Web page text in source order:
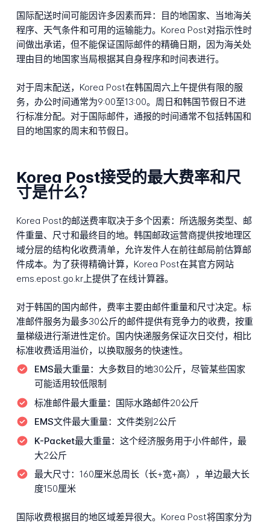
国际配送时间可能因许多因素而异：目的地国家、当地海关
程序、天气条件和可用的运输能力。Korea Post对指示性时
间做出承诺，但不能保证国际邮件的精确日期，因为海关处
理由目的地国家当局根据其自身程序和时间表进行。
对于周末配送，Korea Post在韩国周六上午提供有限的服
务，办公时间通常为9:00至13:00。周日和韩国节假日不进
行标准分配。对于国际邮件，通报的时间通常不包括韩国和
目的地国家的周末和节假日。
Korea Post接受的最大费率和尺
寸是什么？
Korea Post的邮送费率取决于多个因素：所选服务类型、邮
件重量、尺寸和最终目的地。韩国邮政运营商提供按地理区
域分层的结构化收费清单，允许发件人在前往邮局前估算邮
件成本。为了获得精确计算，Korea Post在其官方网站
ems.epost.go.kr上提供了在线计算器。
对于韩国的国内邮件，费率主要由邮件重量和尺寸决定。标
准邮件服务为最多30公斤的邮件提供有竞争力的收费，按重
量梯级进行渐进性定价。国内快递服务保证次日交付，相比
标准收费适用溢价，以换取服务的快速性。
EMS最大重量： 大多数目的地30公斤，尽管某些国家
可能适用较低限制
标准邮件最大重量： 国际水路邮件20公斤
EMS文件最大重量： 文件类别2公斤
K-Packet最大重量： 这个经济服务用于小件邮件，最
大2公斤
最大尺寸： 160厘米总周长（长+宽+高），单边最大长
度150厘米
国际收费根据目的地区域差异很大。Korea Post将国家分为